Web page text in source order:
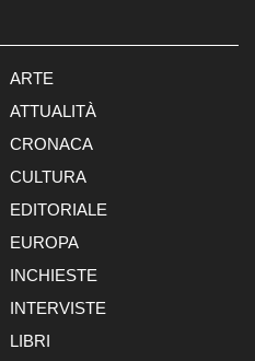
ARTE
ATTUALITÀ
CRONACA
CULTURA
EDITORIALE
EUROPA
INCHIESTE
INTERVISTE
LIBRI